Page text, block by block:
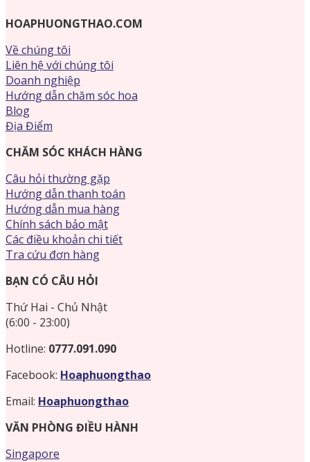
HOAPHUONGTHAO.COM
Về chúng tôi
Liên hệ với chúng tôi
Doanh nghiệp
Hướng dẫn chăm sóc hoa
Blog
Địa Điểm
CHĂM SÓC KHÁCH HÀNG
Câu hỏi thường gặp
Hướng dẫn thanh toán
Hướng dẫn mua hàng
Chính sách bảo mật
Các điều khoản chi tiết
Tra cứu đơn hàng
BẠN CÓ CÂU HỎI
Thứ Hai - Chủ Nhật
(6:00 - 23:00)
Hotline: 0777.091.090
Facebook: Hoaphuongthao
Email: Hoaphuongthao
VĂN PHÒNG ĐIỀU HÀNH
Singapore